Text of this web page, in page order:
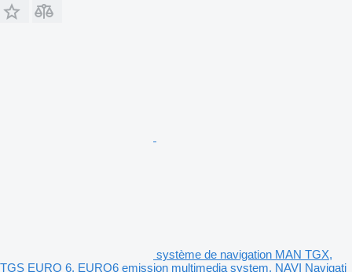
système de navigation MAN TGX,
TGS EURO 6, EURO6 emission multimedia system, NAVI Navigati